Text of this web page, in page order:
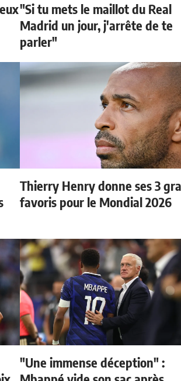
"Si tu mets le maillot du Real
Madrid un jour, j'arrête de te
parler"
Thierry Henry donne ses 3
favoris pour le Mondial 2026
"Une immense déception" :